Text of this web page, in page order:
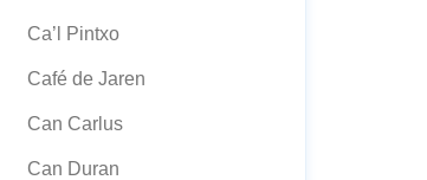
Ca’l Pintxo
Café de Jaren
Can Carlus
Can Duran